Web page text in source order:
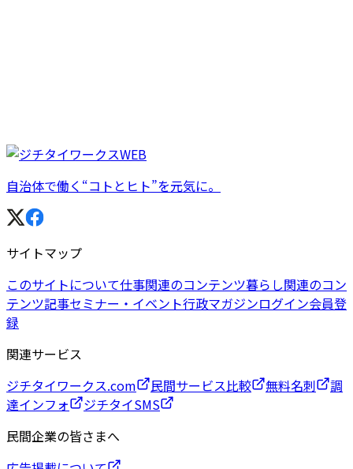
自治体で働く“コトとヒト”を元気に。
サイトマップ
このサイトについて仕事関連のコンテンツ暮らし関連のコン
テンツ記事セミナー・イベント行政マガジンログイン会員登
録
関連サービス
ジチタイワークス.com
民間サービス比較 無料名刺
調
達インフォ
ジチタイSMS
民間企業の皆さまへ